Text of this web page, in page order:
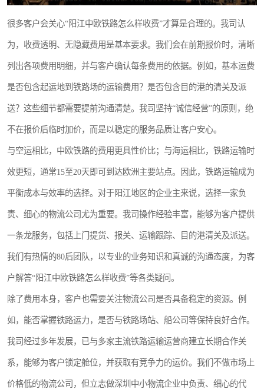
很多客户会关心“阳江中欧铁路怎么样收费”才算是合理的。我司认
为，收费透明、无隐藏费用是基本要求。我们会在前期报价时，清晰
列出各项费用明细，并与客户确认每条费用的依据。例如，基本运费
是否包含起运地到铁路场的运输费用？是否包含目的港的清关及派
送？这些细节都需要提前沟通清楚。我司坚持“诚信经营”的原则，绝
不在报价后临时加价，而是以稳定的服务品质让客户安心。
与空运相比，中欧铁路的费用更具性价比；与海运相比，铁路运输时
效更短，通常15至20天即可到达欧洲主要站点。因此，铁路运输成为
平衡成本与效率的选择。对于阳江地区的企业主来说，选择一家负
责、细心的物流公司尤为重要。我司操作经验丰富，能够为客户提供
一条龙服务，包括上门提货、报关、运输跟踪、目的港清关及派送。
我们有热情的80后团队，以专业的业务知识和真诚的沟通态度，为客
户解答“阳江中欧铁路怎么样收费”等各类疑问。
除了费用本身，客户也需要关注物流公司是否具备稳定的资源。例
如，能否掌握铁路运力，是否与铁路场站、船公司等保持良好合作。
我司经过多年发展，已与多家主流铁路运输运营商建立长期合作关
系，能够为客户锁定舱位，并获取有竞争力的运价。我们不做市场上
价格低的物流公司，但立志做深圳中小物流企业中负责、细心的代